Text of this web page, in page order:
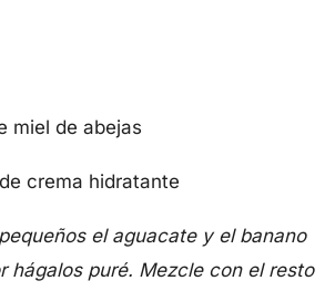
miel de abejas
crema hidratante
el aguacate y el banano
hágalos puré. Mezcle con el resto